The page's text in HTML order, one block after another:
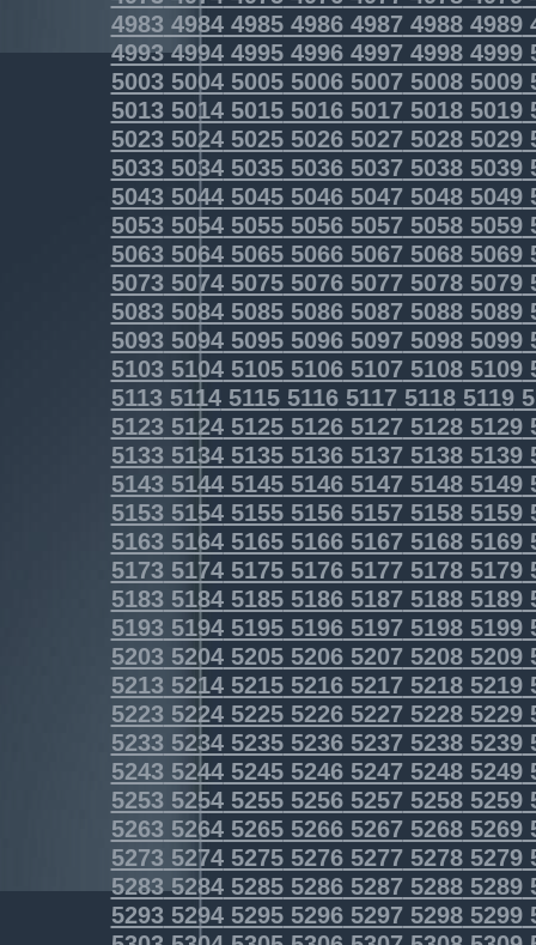
4983498449854986498749884989
4993499449954996499749984999
5003500450055006500750085009
5013501450155016501750185019
5023502450255026502750285029
5033503450355036503750385039
5043504450455046504750485049
5053505450555056505750585059
5063506450655066506750685069
5073507450755076507750785079
5083508450855086508750885089
5093509450955096509750985099
5103510451055106510751085109
5113511451155116511751185119
5123512451255126512751285129
5133513451355136513751385139
5143514451455146514751485149
5153515451555156515751585159
5163516451655166516751685169
5173517451755176517751785179
5183518451855186518751885189
5193519451955196519751985199
5203520452055206520752085209
5213521452155216521752185219
5223522452255226522752285229
5233523452355236523752385239
5243524452455246524752485249
5253525452555256525752585259
5263526452655266526752685269
5273527452755276527752785279
5283528452855286528752885289
5293529452955296529752985299